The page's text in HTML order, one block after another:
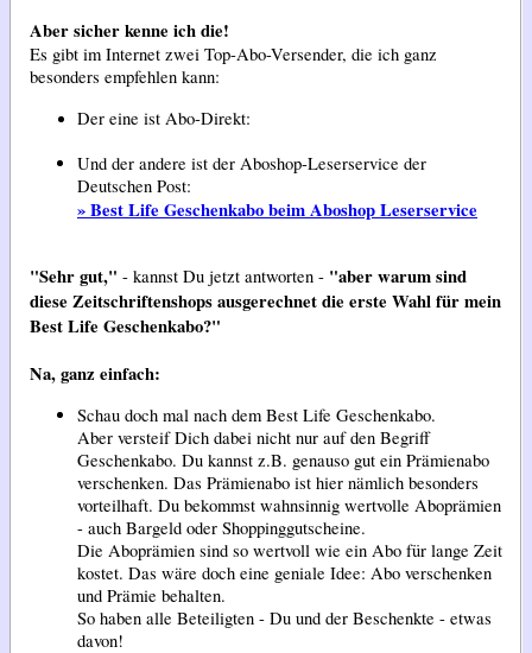
Aber sicher kenne ich die!
Es gibt im Internet zwei Top-Abo-Versender, die ich ganz
besonders empfehlen kann:
Der eine ist Abo-Direkt:
Und der andere ist der Aboshop-Leserservice der
Deutschen Post:
» Best Life Geschenkabo beim Aboshop Leserservice
"Sehr gut," - kannst Du jetzt antworten - "aber warum sind
diese Zeitschriftenshops ausgerechnet die erste Wahl für mein
Best Life Geschenkabo?"
Na, ganz einfach:
Schau doch mal nach dem Best Life Geschenkabo.
Aber versteif Dich dabei nicht nur auf den Begriff
Geschenkabo. Du kannst z.B. genauso gut ein Prämienabo
verschenken. Das Prämienabo ist hier nämlich besonders
vorteilhaft. Du bekommst wahnsinnig wertvolle Aboprämien
- auch Bargeld oder Shoppinggutscheine.
Die Aboprämien sind so wertvoll wie ein Abo für lange Zeit
kostet. Das wäre doch eine geniale Idee: Abo verschenken
und Prämie behalten.
So haben alle Beteiligten - Du und der Beschenkte - etwas
davon!